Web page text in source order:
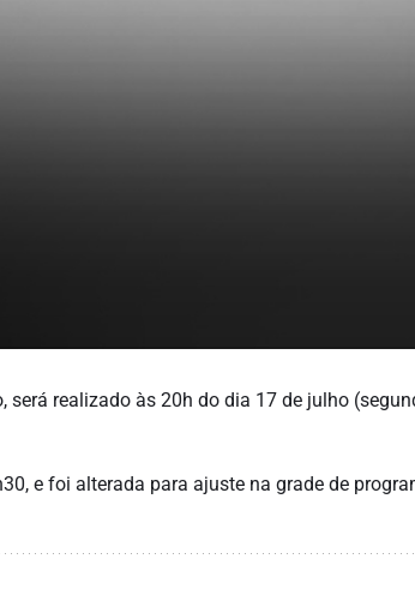
será realizado às 20h do dia 17 de julho
e foi alterada para ajuste na grade de